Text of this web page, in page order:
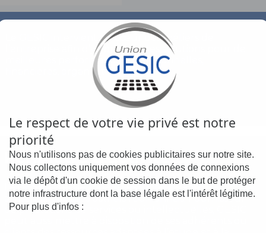
Le GESIC intervient au cœur des métiers de
l’entreprise afin d’y apporter des solutions pour de
meilleures performances opérationnelles,
financières, organisationnelles.
Périmètre d’activité
Le GESIC intervient dans les secteurs agro-
alimentaires et industriels réunionnais. Fournisseur
de prestations de services ou intellectuelles, GESIC
Le respect de votre vie privé est notre
priorité
Nous n'utilisons pas de cookies publicitaires sur notre site.
Nous collectons uniquement vos données de connexions
via le dépôt d'un cookie de session dans le but de protéger
notre infrastructure dont la base légale est l'intérêt légitime.
Pour plus d'infos :